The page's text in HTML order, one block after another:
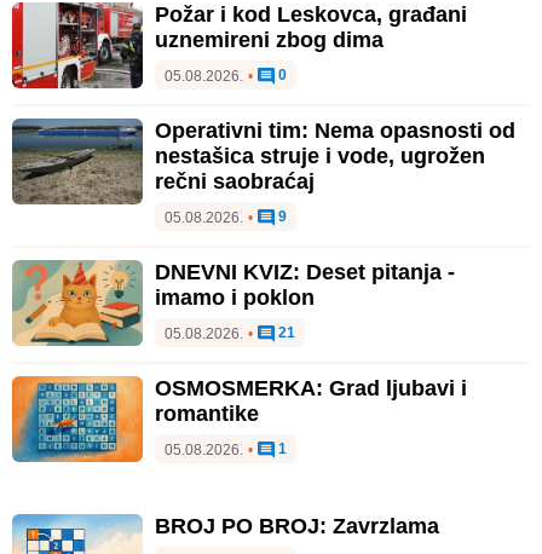
Požar i kod Leskovca, građani
uznemireni zbog dima
05.08.2026. • 0
Operativni tim: Nema opasnosti od
nestašica struje i vode, ugrožen
rečni saobraćaj
05.08.2026. • 9
DNEVNI KVIZ: Deset pitanja -
imamo i poklon
05.08.2026. • 21
OSMOSMERKA: Grad ljubavi i
romantike
05.08.2026. • 1
BROJ PO BROJ: Zavrzlama